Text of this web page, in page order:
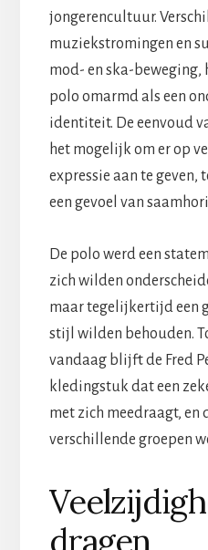
jongerencultuur.
muziekstromingen en
mod- en ska-beweging,
polo omarmd als een
identiteit. De eenvoud
het mogelijk om er op
expressie aan te
een gevoel van
De polo werd een
zich wilden
maar tegelijkertijd een
stijl wilden behouden.
vandaag blijft de Fred
kledingstuk dat een
met zich meedraagt, en
verschillende groepen
dragen